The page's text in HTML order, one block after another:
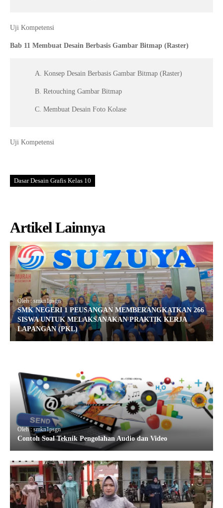
Uji Kompetensi
Bab 11 Membuat Desain Berbasis Gambar Bitmap (Raster)
A. Konsep Desain Berbasis Gambar Bitmap (Raster)
B. Retouching Gambar Bitmap
C. Membuat Desain Foto Kolase
Uji Kompetensi
Dasar Desain Grafis Kelas 10
Artikel Lainnya
Oleh : smkn1psgn
SMK NEGERI 1 PEUSANGAN MEMBERANGKATKAN 266
SISWA UNTUK MELAKSANAKAN PRAKTIK KERJA
LAPANGAN (PKL)
Oleh : smkn1psgn
Contoh Soal Teknik Pengolahan Audio dan Video